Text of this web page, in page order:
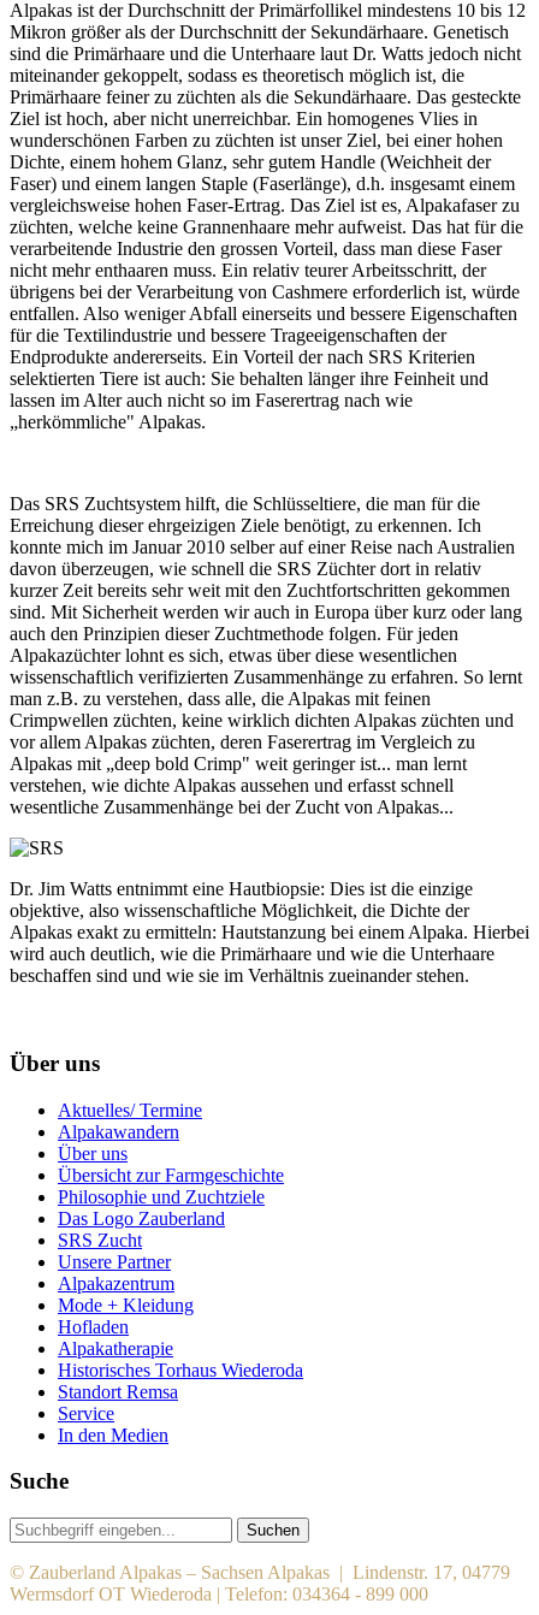
Alpakas ist der Durchschnitt der Primärfollikel mindestens 10 bis 12
Mikron größer als der Durchschnitt der Sekundärhaare. Genetisch
sind die Primärhaare und die Unterhaare laut Dr. Watts jedoch nicht
miteinander gekoppelt, sodass es theoretisch möglich ist, die
Primärhaare feiner zu züchten als die Sekundärhaare. Das gesteckte
Ziel ist hoch, aber nicht unerreichbar. Ein homogenes Vlies in
wunderschönen Farben zu züchten ist unser Ziel, bei einer hohen
Dichte, einem hohem Glanz, sehr gutem Handle (Weichheit der
Faser) und einem langen Staple (Faserlänge), d.h. insgesamt einem
vergleichsweise hohen Faser-Ertrag. Das Ziel ist es, Alpakafaser zu
züchten, welche keine Grannenhaare mehr aufweist. Das hat für die
verarbeitende Industrie den grossen Vorteil, dass man diese Faser
nicht mehr enthaaren muss. Ein relativ teurer Arbeitsschritt, der
übrigens bei der Verarbeitung von Cashmere erforderlich ist, würde
entfallen. Also weniger Abfall einerseits und bessere Eigenschaften
für die Textilindustrie und bessere Trageeigenschaften der
Endprodukte andererseits. Ein Vorteil der nach SRS Kriterien
selektierten Tiere ist auch: Sie behalten länger ihre Feinheit und
lassen im Alter auch nicht so im Faserertrag nach wie
„herkömmliche" Alpakas.
Das SRS Zuchtsystem hilft, die Schlüsseltiere, die man für die
Erreichung dieser ehrgeizigen Ziele benötigt, zu erkennen. Ich
konnte mich im Januar 2010 selber auf einer Reise nach Australien
davon überzeugen, wie schnell die SRS Züchter dort in relativ
kurzer Zeit bereits sehr weit mit den Zuchtfortschritten gekommen
sind. Mit Sicherheit werden wir auch in Europa über kurz oder lang
auch den Prinzipien dieser Zuchtmethode folgen. Für jeden
Alpakazüchter lohnt es sich, etwas über diese wesentlichen
wissenschaftlich verifizierten Zusammenhänge zu erfahren. So lernt
man z.B. zu verstehen, dass alle, die Alpakas mit feinen
Crimpwellen züchten, keine wirklich dichten Alpakas züchten und
vor allem Alpakas züchten, deren Faserertrag im Vergleich zu
Alpakas mit „deep bold Crimp" weit geringer ist... man lernt
verstehen, wie dichte Alpakas aussehen und erfasst schnell
wesentliche Zusammenhänge bei der Zucht von Alpakas...
Dr. Jim Watts entnimmt eine Hautbiopsie: Dies ist die einzige
objektive, also wissenschaftliche Möglichkeit, die Dichte der
Alpakas exakt zu ermitteln: Hautstanzung bei einem Alpaka. Hierbei
wird auch deutlich, wie die Primärhaare und wie die Unterhaare
beschaffen sind und wie sie im Verhältnis zueinander stehen.
Über uns
Aktuelles/ Termine
Alpakawandern
Über uns
Übersicht zur Farmgeschichte
Philosophie und Zuchtziele
Das Logo Zauberland
SRS Zucht
Unsere Partner
Alpakazentrum
Mode + Kleidung
Hofladen
Alpakatherapie
Historisches Torhaus Wiederoda
Standort Remsa
Service
In den Medien
Suche
Suchen
© Zauberland Alpakas – Sachsen Alpakas | Lindenstr. 17, 04779
Wermsdorf OT Wiederoda | Telefon: 034364 - 899 000